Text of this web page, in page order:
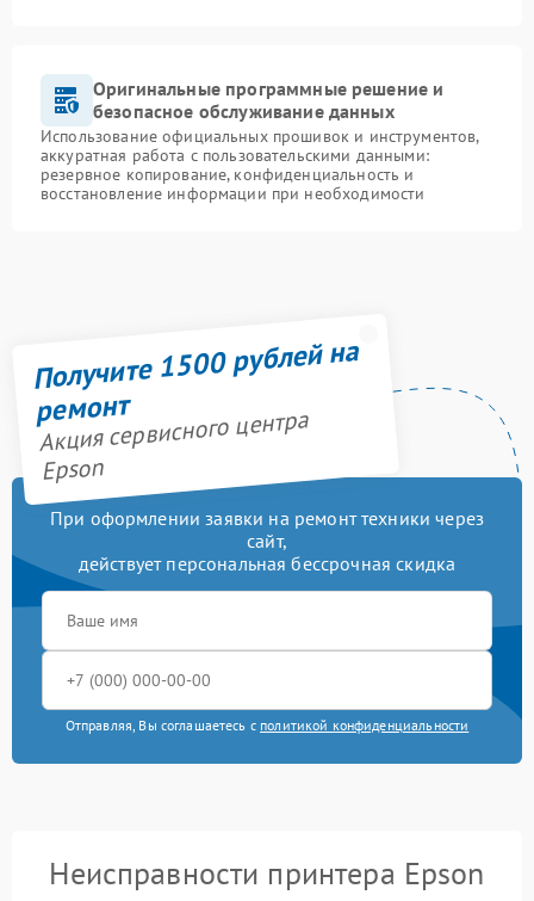
Оригинальные программные решение и
безопасное обслуживание данных
Использование официальных прошивок и инструментов,
аккуратная работа с пользовательскими данными:
резервное копирование, конфиденциальность и
восстановление информации при необходимости
Получите 1500 рублей на
ремонт
Акция сервисного центра
Epson
При оформлении заявки на ремонт техники через
сайт,
действует персональная бессрочная скидка
Отправляя, Вы соглашаетесь с политикой конфиденциальности
Неисправности принтера Epson